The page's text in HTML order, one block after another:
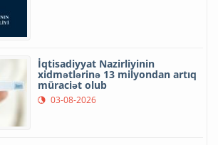
İqtisadiyyat Nazirliyinin
xidmətlərinə 13 milyondan artıq
müraciət olub
03-08-2026